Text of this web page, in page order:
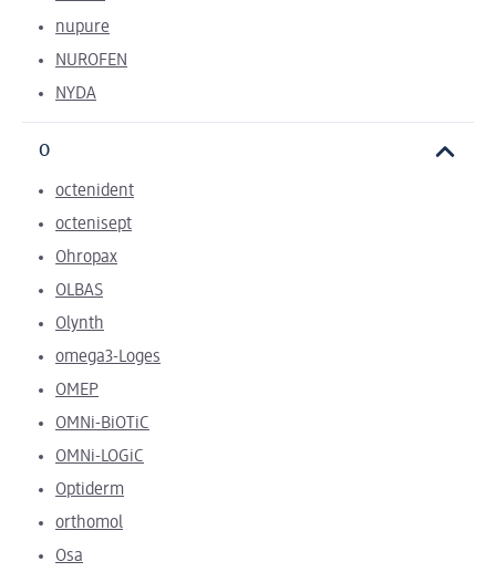
nupure
NUROFEN
NYDA
O
octenident
octenisept
Ohropax
OLBAS
Olynth
omega3-Loges
OMEP
OMNi-BiOTiC
OMNi-LOGiC
Optiderm
orthomol
Osa